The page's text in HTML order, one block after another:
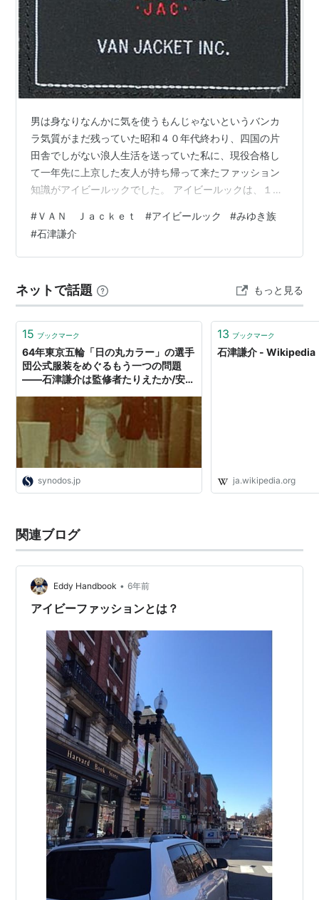
アル」、「 」、「トレーナー
スウィング
トップ
」、「
へビー・デュテ
ィー」などの和製ファッション用語を定着させたのは彼
であり、「キャンペーン」（組織的な宣伝活動）や、
「プレミアム」（賞品）といった業界用語もVANの企業
いる、それらのフレーズの数は500は下らないと言われ
ている。
男は身なりなんかに気を使うもんじゃないというバンカ
ラ気質がまだ残っていた昭和４０年代終わり、四国の片
田舎でしがない浪人生活を送っていた私に、現役合格し
て一年先に上京した友人が持ち帰って来たファッション
知識がアイビールックでした。 アイビールックは、１９
ア、イェール等の「アイビー・リーグ」と呼ばれる名門
私立大学の学生やＯＢの間で広まっていたファッション
を基にしたスタイルです。髪は七三分け、ボタンダウン
ファーを着用するのが定番とされ、それが日本でも流行
した１９６０年代にこのアイビールックで銀座のみゆ…
#ＶＡＮ Ｊａｃｋｅｔ #アイビールック #みゆき族
#石津謙介
ネットで話題 もっと見る
15 ブックマーク
64年東京五輪「日の丸カラー」の選手
団公式服装をめぐるもう一つの問題
――石津謙介は監修者たりえたか/安城
synodos.jp
13 ブックマーク
石津謙介 - Wikipedia
ja.wikipedia.org
関連ブログ
Eddy Handbook • 6年前
アイビーファッションとは？